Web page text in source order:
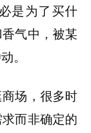
是为了买什
气中，被某
。
场，很多时
而非确定的